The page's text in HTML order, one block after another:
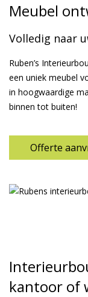
Meubel
Volledig naar
Ruben’s
een uniek meubel
in hoogwaardige
binnen tot buiten!
Offerte
kantoor of